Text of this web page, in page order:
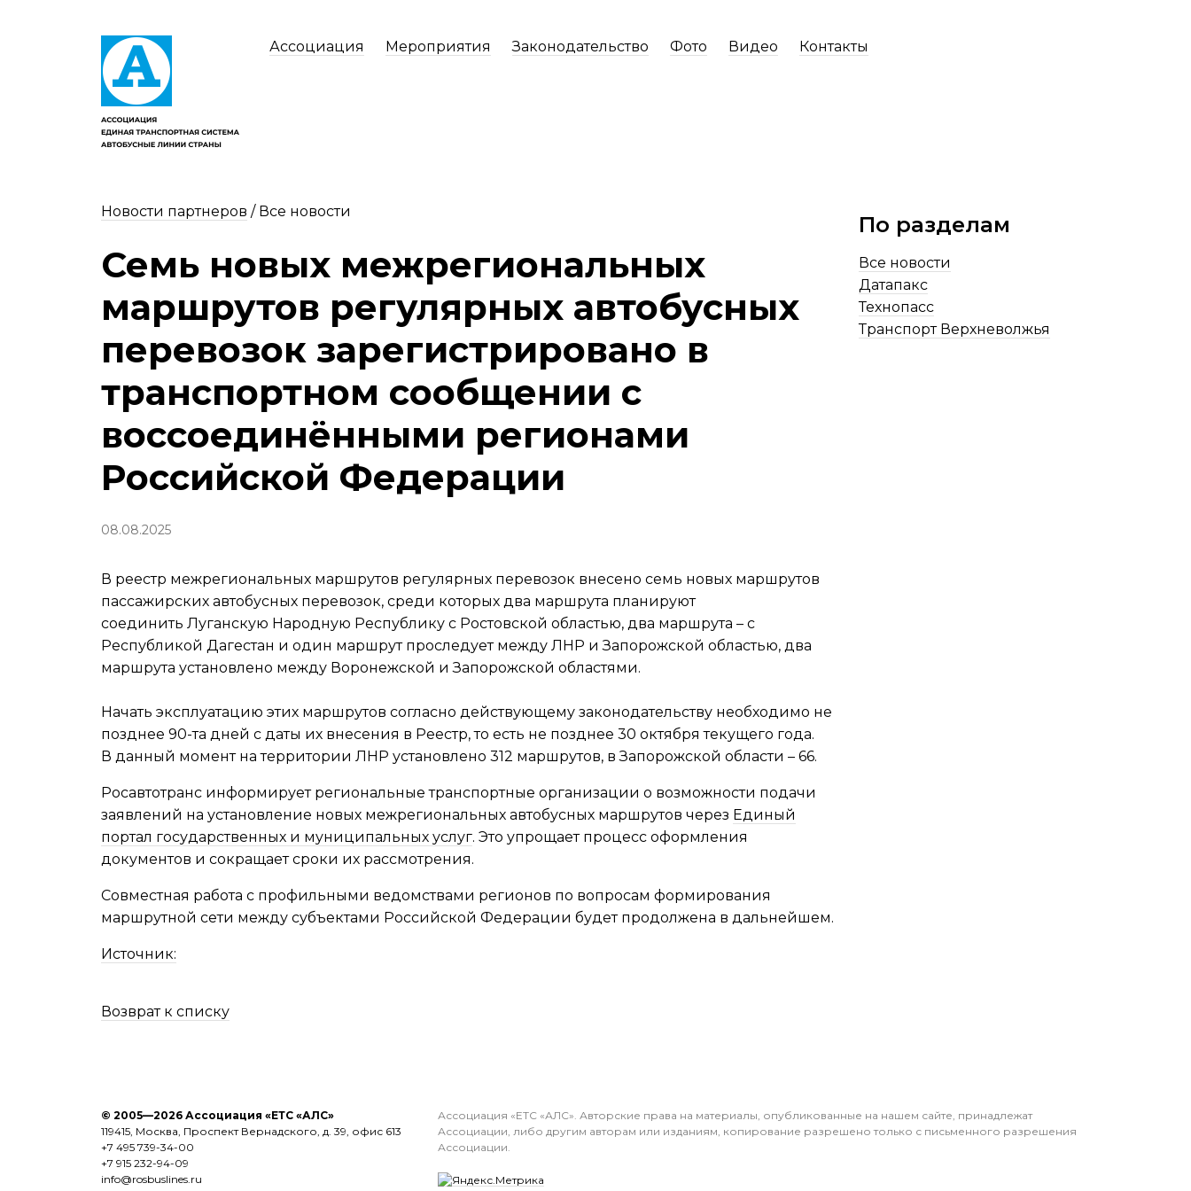
Ассоциация Мероприятия Законодательство Фото Видео Контакты
Новости партнеров / Все новости
Семь новых межрегиональных
маршрутов регулярных автобусных
перевозок зарегистрировано в
транспортном сообщении с
воссоединёнными регионами
Российской Федерации
08.08.2025
В реестр межрегиональных маршрутов регулярных перевозок внесено семь новых маршрутов
пассажирских автобусных перевозок, среди которых два маршрута планируют
соединить Луганскую Народную Республику с Ростовской областью, два маршрута – с
Республикой Дагестан и один маршрут проследует между ЛНР и Запорожской областью, два
маршрута установлено между Воронежской и Запорожской областями.
Начать эксплуатацию этих маршрутов согласно действующему законодательству необходимо не
позднее 90-та дней с даты их внесения в Реестр, то есть не позднее 30 октября текущего года.
В данный момент на территории ЛНР установлено 312 маршрутов, в Запорожской области – 66.
Росавтотранс информирует региональные транспортные организации о возможности подачи
заявлений на установление новых межрегиональных автобусных маршрутов через Единый
портал государственных и муниципальных услуг. Это упрощает процесс оформления
документов и сокращает сроки их рассмотрения.
Совместная работа с профильными ведомствами регионов по вопросам формирования
маршрутной сети между субъектами Российской Федерации будет продолжена в дальнейшем.
Источник:
Возврат к списку
По разделам
Все новости
Датапакс
Технопасс
Транспорт Верхневолжья
© 2005—2026 Ассоциация «ЕТС «АЛС»
119415, Москва, Проспект Вернадского, д. 39, офис 613
+7 495 739-34-00
+7 915 232-94-09
info@rosbuslines.ru
Ассоциация «ЕТС «АЛС». Авторские права на материалы, опубликованные на нашем сайте, принадлежат
Ассоциации, либо другим авторам или изданиям, копирование разрешено только с письменного разрешения
Ассоциации.